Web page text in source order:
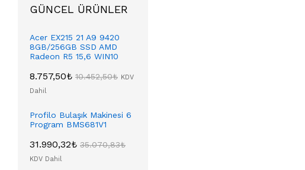
GÜNCEL ÜRÜNLER
Acer EX215 21 A9 9420
8GB/256GB SSD AMD
Radeon R5 15,6 WIN10
8.757,50₺ 10.452,50₺ KDV
Dahil
Profilo Bulaşık Makinesi 6
Program BMS681V1
31.990,32₺ 35.070,83₺
KDV Dahil